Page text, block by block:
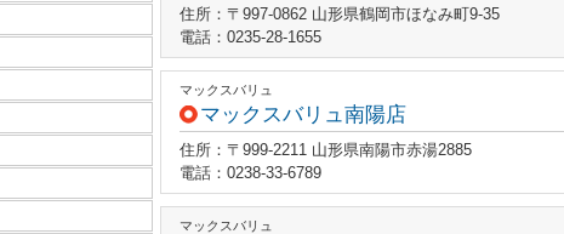
住所：〒997-0862 山形県鶴岡市ほなみ町9-35
電話：0235-28-1655
マックスバリュ
マックスバリュ南陽店
住所：〒999-2211 山形県南陽市赤湯2885
電話：0238-33-6789
マックスバリュ